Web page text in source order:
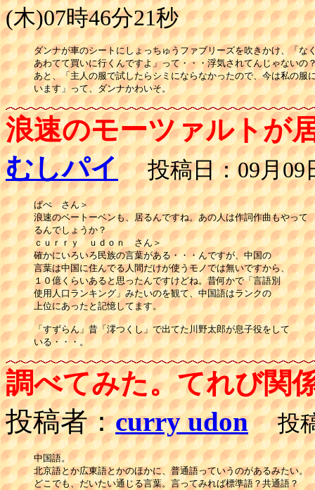
(木)07時46分21秒
ダンナが車のシートにしょっちゅうファブリーズを吹きかけ、「な
あわてて買いに行くんですよ」って・・・浮気されてんじゃないの
あと、「主人の服で試したらシミにならなかったので、今は私の服
浪速のモーツァルトが
むしパイ 投稿日：09月09
ぱぺ　さん＞
浪速のベートーベンも、居るんですね。あの人は作詞作曲もやって
るんでしょうか？
ｃｕｒｒｙ　ｕｄｏｎ　さん＞
確かにいろいろ民族の言葉がある・・・んですが、中国の
言葉は中国に住んでる人間だけが使うモノでは無いですから、
１０億くらいあると思ったんですけどね。昔何かで「言語別
使用人口ランキング」みたいのを観て、中国語はランクの
上位にあったと記憶してます。
「すずらん」昔「澪つくし」で出てた川野太郎が息子役をして
いる・・・。
調べてみた。てれび関
投稿者：curry udon 投稿
中国語。
北京語とか広東語とかのほかに、普通語っていうのがあるみたい。
どこでも、だいたい通じる言葉。言ってみれば標準語？共通語？